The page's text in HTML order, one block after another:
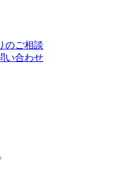
のご相談
い合わせ